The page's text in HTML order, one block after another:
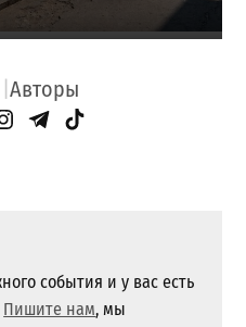
Авторы
Page
Instagram
Telegram
TikTok
события и у вас есть
Пишите нам, мы